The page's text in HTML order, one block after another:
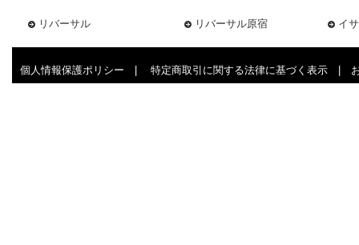
リバーサル リバーサル原宿 イ
個人情報保護ポリシー 特定商取引に関する法律に基づく表示